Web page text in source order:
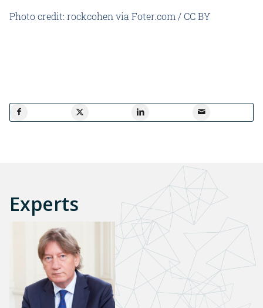
Photo credit: rockcohen via Foter.com /CC BY
Experts